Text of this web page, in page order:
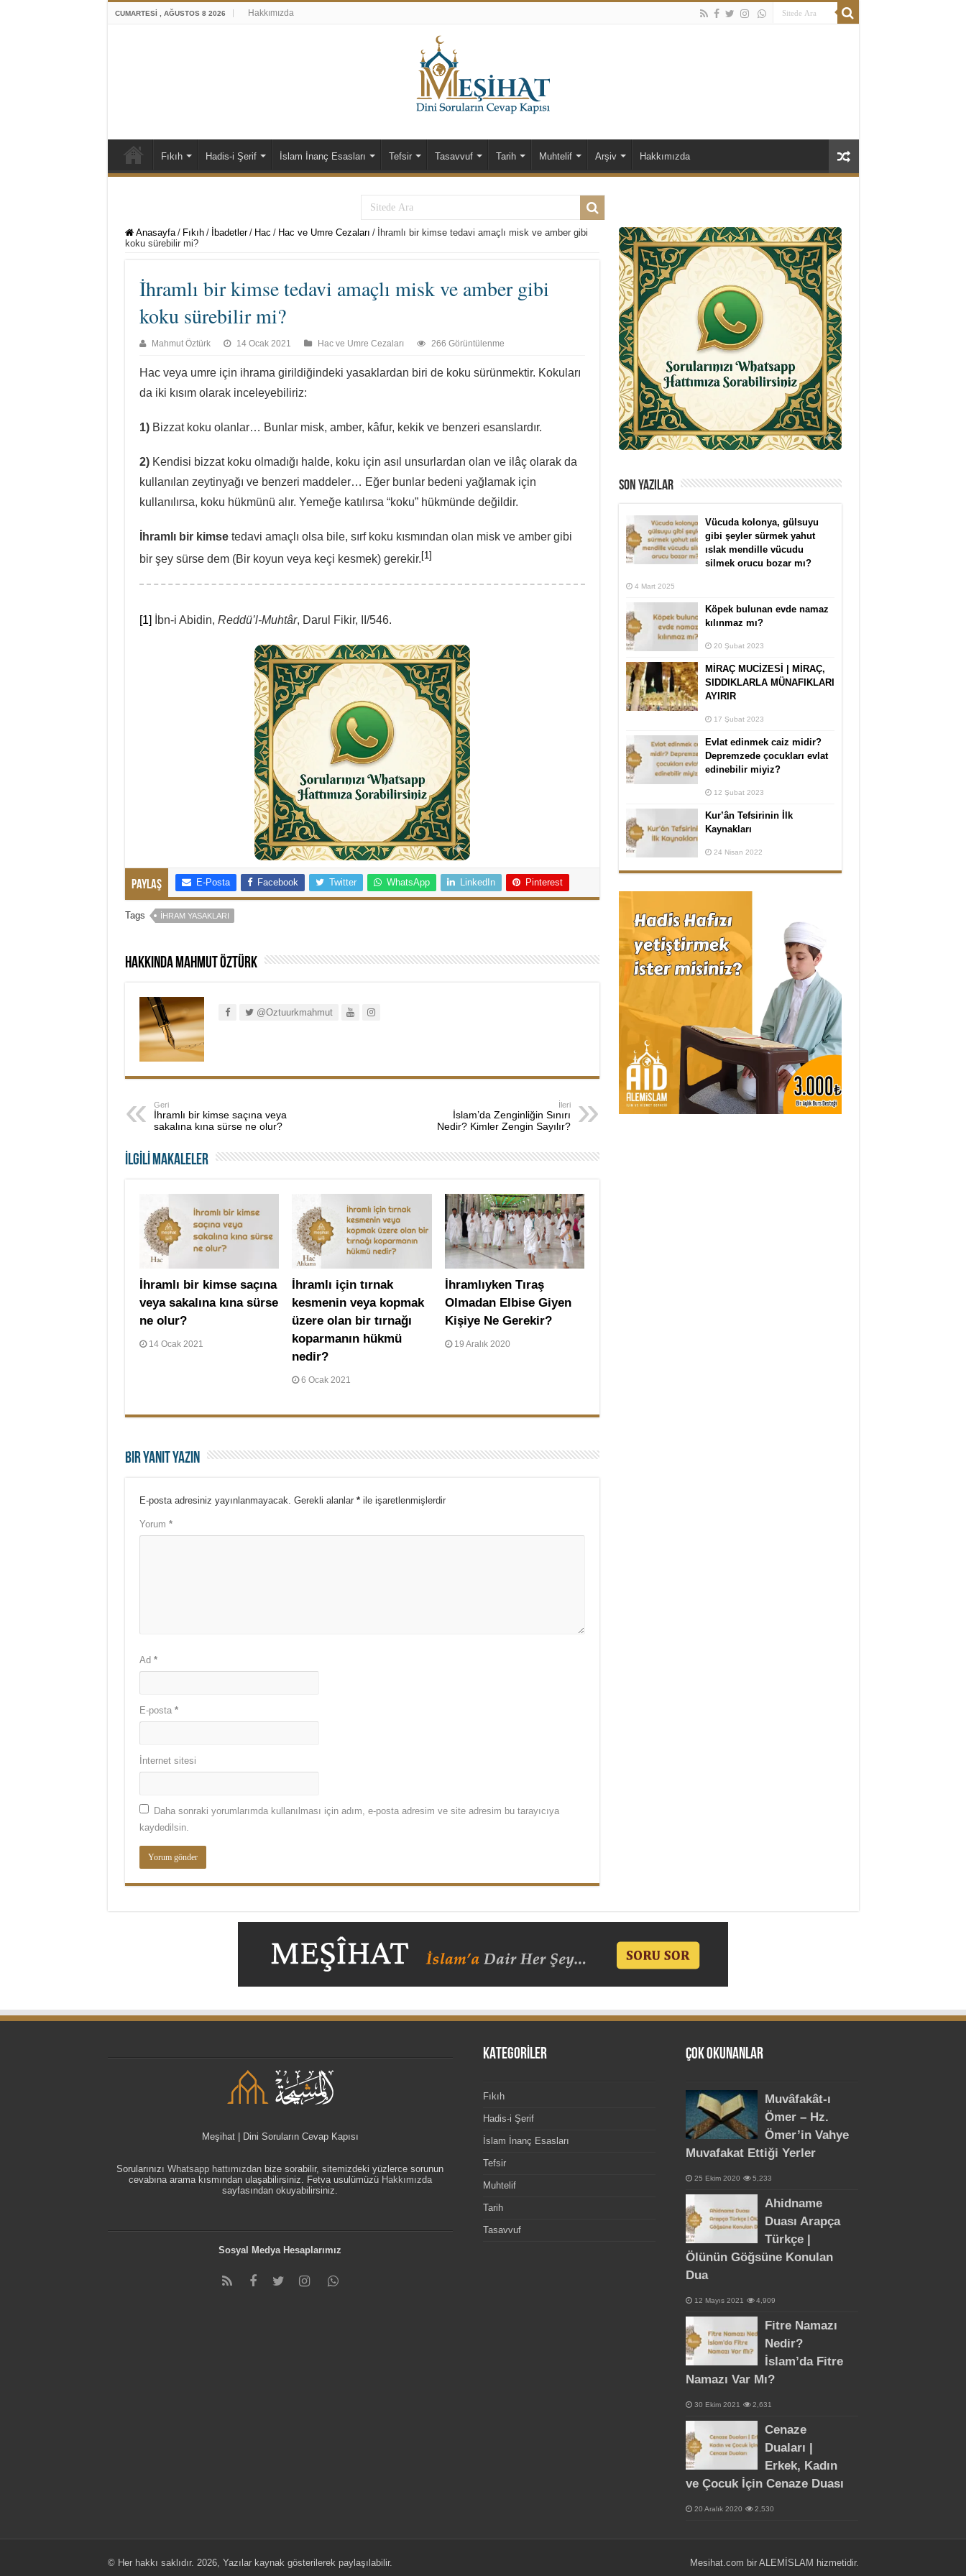
CUMARTESI , AĞUSTOS 8 2026 Hakkımızda
Fıkıh Hadis-i Şerif İslam İnanç Esasları Tefsir Tasavvuf Tarih Muhtelif Arşiv Hakkımızda
Anasayfa / Fıkıh / İbadetler / Hac / Hac ve Umre Cezaları /
İhramlı bir kimse tedavi amaçlı misk ve amber gibi
koku sürebilir mi?
İhramlı bir kimse tedavi amaçlı misk ve amber gibi
koku sürebilir mi?
Mahmut Öztürk 14 Ocak 2021 Hac ve Umre Cezaları 266 Görüntülenme
Hac veya umre için ihrama girildiğindeki yasaklardan biri de koku sürünmektir. Kokuları
da iki kısım olarak inceleyebiliriz:
1)Bizzat koku olanlar… Bunlar misk, amber, kâfur, kekik ve benzeri esanslardır.
2)Kendisi bizzat koku olmadığı halde, koku için asıl unsurlardan olan ve ilâç olarak da
kullanılan zeytinyağı ve benzeri maddeler… Eğer bunlar bedeni yağlamak için
kullanılırsa, koku hükmünü alır. Yemeğe katılırsa “koku” hükmünde değildir.
İhramlı bir kimse tedavi amaçlı olsa bile, sırf koku kısmından olan misk ve amber gibi
bir şey sürse dem (Bir koyun veya keçi kesmek) gerekir. [1]
[1] İbn-i Abidin, Reddü’l-Muhtâr, Darul Fikir, II/546.
Paylaş E-Posta Facebook Twitter WhatsApp LinkedIn Pinterest
Tags İHRAM YASAKLARI
Hakkında Mahmut Öztürk
@Oztuurkmahmut
Geri
İhramlı bir kimse saçına veya
sakalına kına sürse ne olur?
İleri
İslam’da Zenginliğin Sınırı
Nedir? Kimler Zengin Sayılır?
İLGİLİ MAKALELER
İhramlı bir kimse saçına
veya sakalına kına sürse
ne olur?
14 Ocak 2021
İhramlı için tırnak
kesmenin veya kopmak
üzere olan bir tırnağı
koparmanın hükmü
nedir?
6 Ocak 2021
İhramlıyken Tıraş
Olmadan Elbise Giyen
Kişiye Ne Gerekir?
19 Aralık 2020
Bir yanıt yazın
E-posta adresiniz yayınlanmayacak. Gerekli alanlar *ile işaretlenmişlerdir
Yorum *
Ad *
E-posta *
İnternet sitesi
Daha sonraki yorumlarımda kullanılması için adım, e-posta adresim ve site adresim bu tarayıcıya
kaydedilsin.
SON YAZILAR
Vücuda kolonya, gülsuyu
gibi şeyler sürmek yahut
ıslak mendille vücudu
silmek orucu bozar mı?
4 Mart 2025
Köpek bulunan evde namaz
kılınmaz mı?
20 Şubat 2023
MİRAÇ MUCİZESİ | MİRAÇ,
SIDDIKLARLA MÜNAFIKLARI
AYIRIR
17 Şubat 2023
Evlat edinmek caiz midir?
Depremzede çocukları evlat
edinebilir miyiz?
12 Şubat 2023
Kur’ân Tefsirinin İlk
Kaynakları
24 Nisan 2022
Meşihat | Dini Soruların Cevap Kapısı
SorularınızıWhatsapp hattımızdan bize sorabilir, sitemizdeki yüzlerce sorunun
cevabına arama kısmından ulaşabilirsiniz. Fetva usulümüzü Hakkımızda
sayfasından okuyabilirsiniz.
Sosyal Medya Hesaplarımız
KATEGORİLER
Fıkıh
Hadis-i Şerif
İslam İnanç Esasları
Tefsir
Muhtelif
Tarih
Tasavvuf
Çok Okunanlar
Muvâfakât-ı
Ömer – Hz.
Ömer’in Vahye
Muvafakat Ettiği Yerler
25 Ekim 2020 5,233
Ahidname
Duası Arapça
Türkçe |
Ölünün Göğsüne Konulan
Dua
12 Mayıs 2021 4,909
Fitre Namazı
Nedir?
İslam’da Fitre
Namazı Var Mı?
30 Ekim 2021 2,631
Cenaze
Duaları |
Erkek, Kadın
ve Çocuk İçin Cenaze Duası
20 Aralık 2020 2,530
Mesihat.com bir ALEMİSLAM hizmetidir.
© Her hakkı saklıdır. 2026, Yazılar kaynak gösterilerek paylaşılabilir.